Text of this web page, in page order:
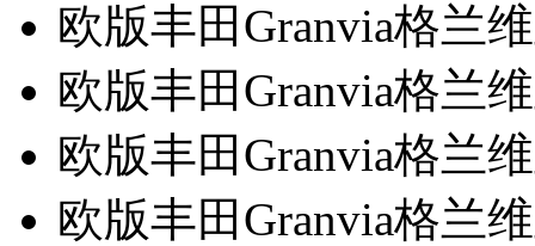
欧版丰田Granvia格兰
欧版丰田Granvia格兰
欧版丰田Granvia格兰
欧版丰田Granvia格兰